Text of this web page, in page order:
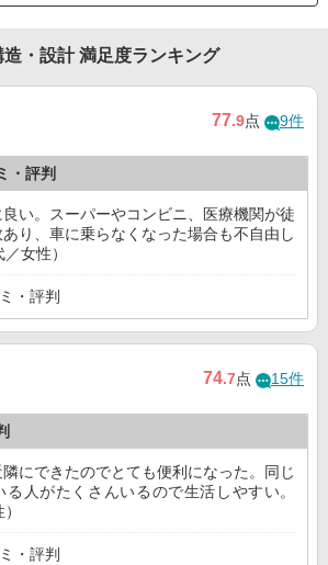
・設計 満足度ランキング
77.9点 9件
・評判
い。スーパーやコンビニ、医療機関が徒
り、車に乗らなくなった場合も不自由し
女性）
・評判
74.7点 15件
にできたのでとても便利になった。同じ
る人がたくさんいるので生活しやすい。
・評判